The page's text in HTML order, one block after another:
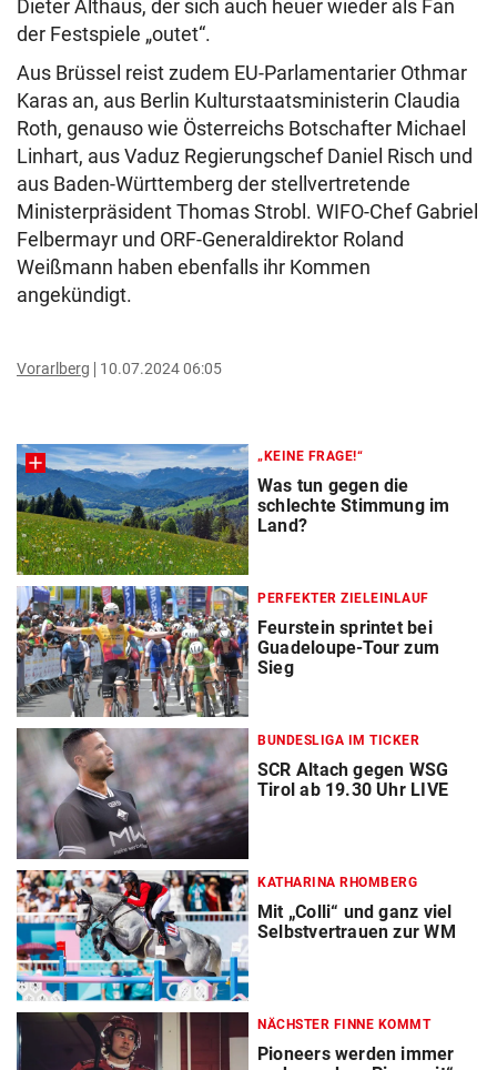
Dieter Althaus, der sich auch heuer wieder als Fan
der Festspiele „outet“.
Aus Brüssel reist zudem EU-Parlamentarier Othmar
Karas an, aus Berlin Kulturstaatsministerin Claudia
Roth, genauso wie Österreichs Botschafter Michael
Linhart, aus Vaduz Regierungschef Daniel Risch und
aus Baden-Württemberg der stellvertretende
Ministerpräsident Thomas Strobl. WIFO-Chef Gabriel
Felbermayr und ORF-Generaldirektor Roland
Weißmann haben ebenfalls ihr Kommen
angekündigt.
Vorarlberg 10.07.2024 06:05
„KEINE FRAGE!“
Was tun gegen die
schlechte Stimmung im
Land?
PERFEKTER ZIELEINLAUF
Feurstein sprintet bei
Guadeloupe-Tour zum
Sieg
BUNDESLIGA IM TICKER
SCR Altach gegen WSG
Tirol ab 19.30 Uhr LIVE
KATHARINA RHOMBERG
Mit „Colli“ und ganz viel
Selbstvertrauen zur WM
NÄCHSTER FINNE KOMMT
Pioneers werden immer